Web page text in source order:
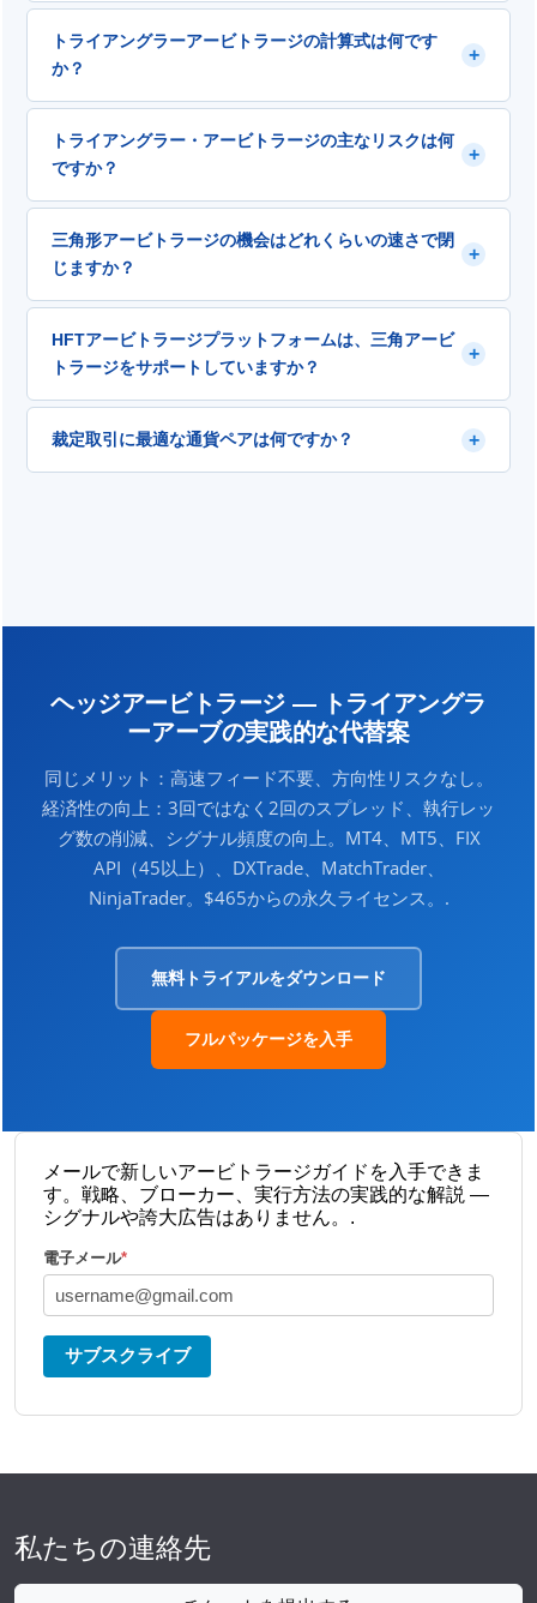
合、3つのペアすべてを通じて資金を両替すると、初期額
よりも多くの金額が得られます。検出式：EUR/USD ÷
GBP/USD ≠ EUR/GBP。この不等式が存在し、総スプレッ
インターバンクレベルでは、否、個人トレーダーが悪用
できる前にクローズしました。個人ブローカー間レベル
人ブローカーは同じ通貨ペアを独立して提示するため、
一時的な不一致が生じ、それは1〜10秒持続します。複数
のブローカーフィードを同時にアルゴリズムで検出し、
ナルを生成します。.
トライアングラーアービトラージの計算式は何です
か？
+
検出公式：A/B × B/C × C/A = 1。この積が1と等しくない
場合、機会が存在します。EUR/USD/GBP建て：EUR/USD
÷ GBP/USD = 含意EUR/GBP。実際のEUR/GBPが含意
EUR/GBPと総スプレッドコストを超える差がある場合、
取引：割高のペアを売り、他の2つのペアにわたる割安の
合成等価物を買います。利益＝1からのパーセンテージ偏
トライアングラー・アービトラージの主なリスクは何
ですか？
+
主なリスクは、部分約定です。2つのレッグが約定しても
3つ目が約定しない場合、約定した2つのペアで方向性エ
クスポージャーを抱えることになります。これは、ギャ
ップが出現してすぐに閉じるボラティリティの高い市場
で特に危険です。二次的なリスクとしては、3つの約定す
べてにおけるスリッページ（それぞれコストが加算され
ージよりも高い最小利益ギャップ）、そして3者同時パタ
ーンが検出された場合のブローカーによる制限が挙げら
三角形アービトラージの機会はどれくらいの速さで閉
じますか？
+
インターバンクレベルでは1ミリ秒未満です。リテール・
クロスブローカーレベルでは、研究によると、流動性の
低い期間には30秒まで続くものもありますが、平均で1～
10秒間機会が持続します。裁定取引はレイテンシー・ア
ービトラージのようなミリ秒未満の実行を必要としませ
HFTアービトラージプラットフォームは、三角アービ
トラージをサポートしていますか？
+
HFT アービトラージプラットフォームのヘッジアービト
ラージ戦略は、三角アービトラージと同様に、ブローカ
裁定取引に最適な通貨ペアは何ですか？ +
通貨のトライアングルは、スプレッド（5～20ピップ）が
実行前にほとんどの利益を消滅させるため避けてくださ
ヘッジアービトラージ — トライアングラ
ーアーブの実践的な代替案
同じメリット：高速フィード不要、方向性リスクなし。
経済性の向上：3回ではなく2回のスプレッド、執行レッ
グ数の削減、シグナル頻度の向上。MT4、MT5、FIX
API（45以上）、DXTrade、MatchTrader、
NinjaTrader。$465からの永久ライセンス。.
無料トライアルをダウンロード
フルパッケージを入手
メールで新しいアービトラージガイドを入手できま
す。戦略、ブローカー、実行方法の実践的な解説 —
シグナルや誇大広告はありません。.
電子メール*
サブスクライブ
私たちの連絡先